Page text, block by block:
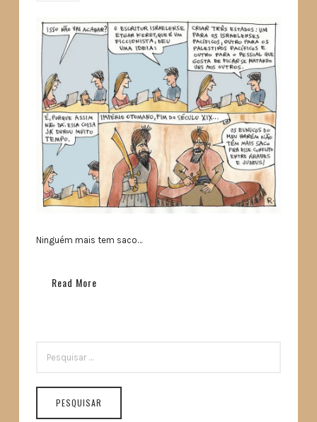
Ninguém mais tem saco…
Read More
POR: